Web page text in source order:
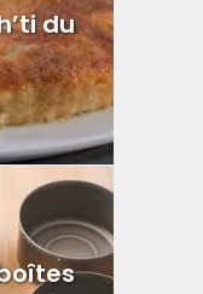
du